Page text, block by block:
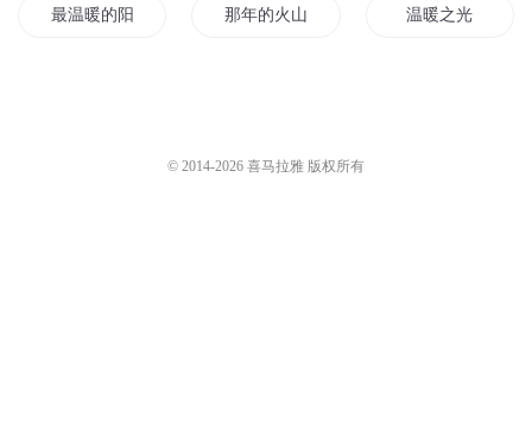
最温暖的阳光 那年的火山暖冬 温暖之光
© 2014-2026 喜马拉雅 版权所有